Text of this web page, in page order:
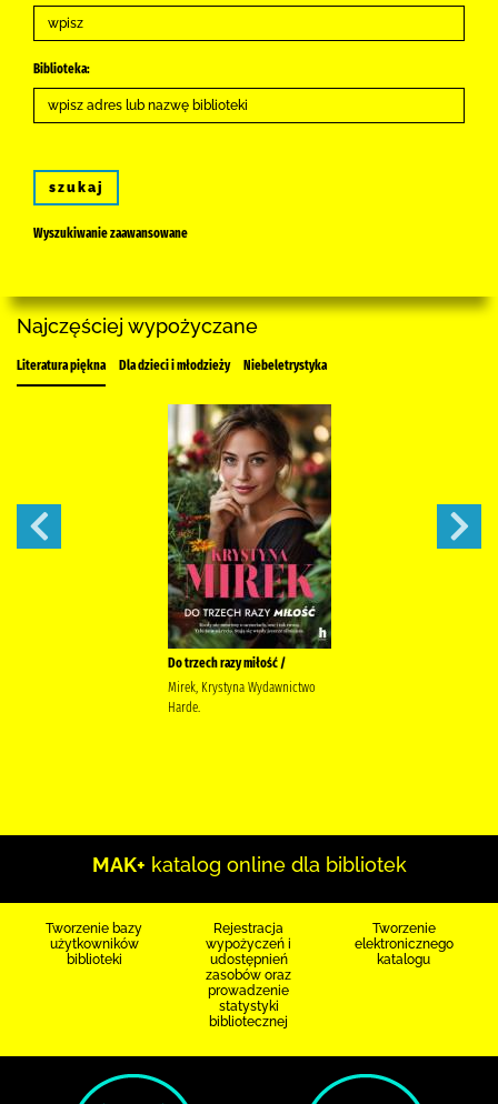
Biblioteka:
szukaj
Wyszukiwanie zaawansowane
Najczęściej wypożyczane
Literatura piękna Dla dzieci i młodzieży Niebeletrystyka
Do trzech razy miłość /
Mirek, Krystyna Wydawnictwo
Harde.
MAK+ katalog online dla bibliotek
Tworzenie bazy
użytkowników
biblioteki
Rejestracja
wypożyczeń i
udostępnień
zasobów oraz
prowadzenie
statystyki
bibliotecznej
Tworzenie
elektronicznego
katalogu